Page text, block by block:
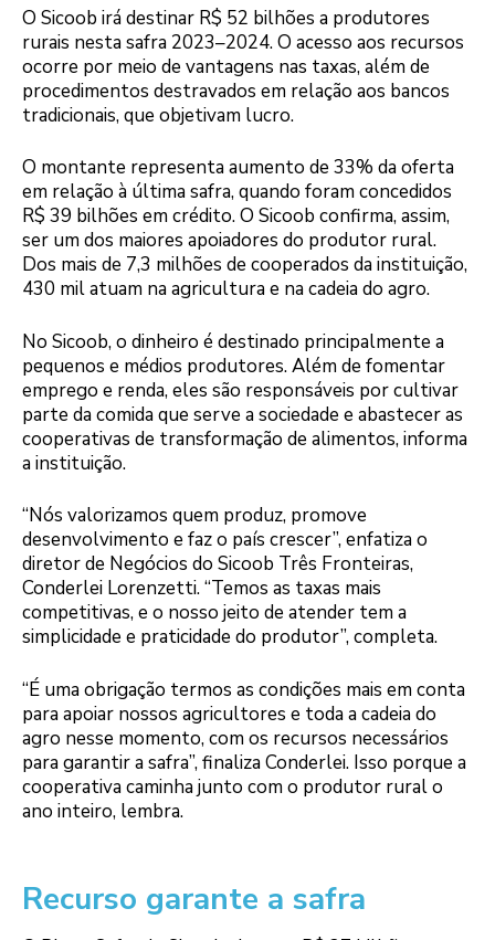
O Sicoob irá destinar R$ 52 bilhões a produtores
rurais nesta safra 2023–2024. O acesso aos recursos
ocorre por meio de vantagens nas taxas, além de
procedimentos destravados em relação aos bancos
tradicionais, que objetivam lucro.
O montante representa aumento de 33% da oferta
em relação à última safra, quando foram concedidos
R$ 39 bilhões em crédito. O Sicoob confirma, assim,
ser um dos maiores apoiadores do produtor rural.
Dos mais de 7,3 milhões de cooperados da instituição,
430 mil atuam na agricultura e na cadeia do agro.
No Sicoob, o dinheiro é destinado principalmente a
pequenos e médios produtores. Além de fomentar
emprego e renda, eles são responsáveis por cultivar
parte da comida que serve a sociedade e abastecer as
cooperativas de transformação de alimentos, informa
a instituição.
“Nós valorizamos quem produz, promove
desenvolvimento e faz o país crescer”, enfatiza o
diretor de Negócios do Sicoob Três Fronteiras,
Conderlei Lorenzetti. “Temos as taxas mais
competitivas, e o nosso jeito de atender tem a
simplicidade e praticidade do produtor”, completa.
“É uma obrigação termos as condições mais em conta
para apoiar nossos agricultores e toda a cadeia do
agro nesse momento, com os recursos necessários
para garantir a safra”, finaliza Conderlei. Isso porque a
cooperativa caminha junto com o produtor rural o
ano inteiro, lembra.
Recurso garante a safra